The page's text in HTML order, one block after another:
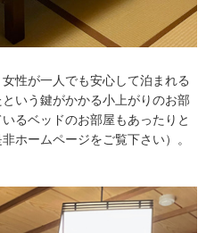
性が一人でも安心して泊まれる
いう鍵がかかる小上がりのお部
るベッドのお部屋もあったりと
ホームページをご覧下さい）。